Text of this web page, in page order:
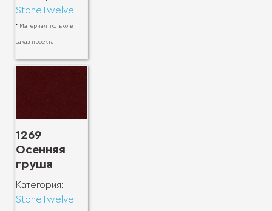
StoneTwelve
* Материал только в
заказ проекта
1269
Осенняя
груша
Категория:
StoneTwelve